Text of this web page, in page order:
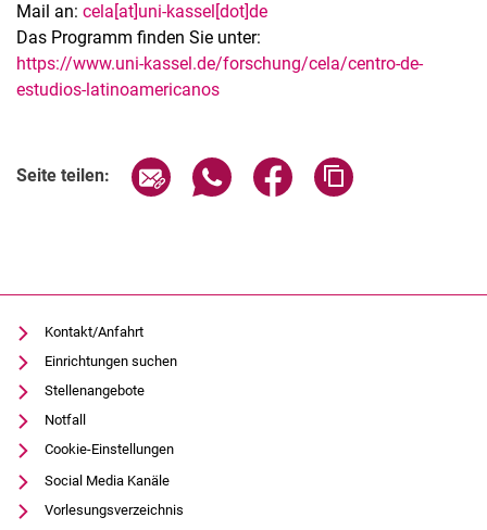
Mail an: cela[at]uni-kassel[dot]de
Das Programm finden Sie unter:
https://www.uni-kassel.de/forschung/cela/centro-de-
estudios-latinoamericanos
Seite teilen: Seite über E-Mail teilen
Seite über WhatsApp teilen
Seite über Facebook
Kontakt/Anfahrt
Einrichtungen suchen
Stellenangebote
Notfall
Cookie-Einstellungen
Social Media Kanäle
Vorlesungsverzeichnis